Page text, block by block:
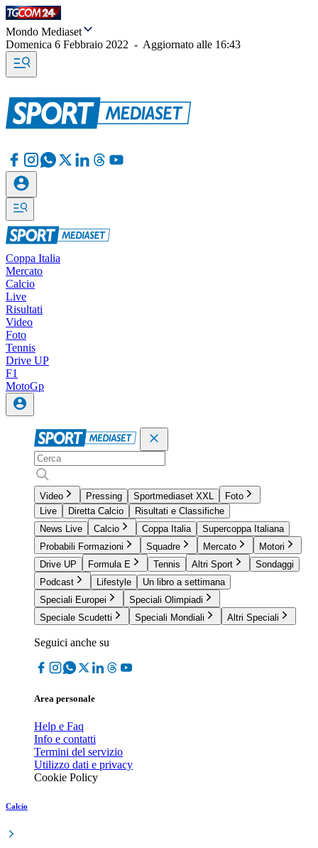
Mondo Mediaset
Domenica 6 Febbraio 2022 - Aggiornato alle 16:43
Coppa Italia
Mercato
Calcio
Live
Risultati
Video
Foto
Tennis
Drive UP
F1
MotoGp
Video Pressing Sportmediaset XXL
Foto
Live
Diretta Calcio
Risultati e Classifiche
News Live
Calcio Coppa Italia
Supercoppa Italiana
Probabili Formazioni
Squadre Mercato
Motori
Drive UP
Formula E Tennis Altri Sport
Sondaggi
Podcast
Lifestyle
Un libro a settimana
Speciali Europei
Speciali Olimpiadi
Speciale Scudetti
Speciali Mondiali Altri Speciali
Seguici anche su
Area personale
Help e Faq
Info e contatti
Termini del servizio
Utilizzo dati e privacy
Cookie Policy
Calcio